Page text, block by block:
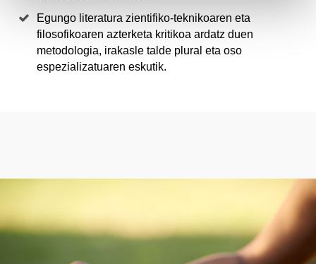
Egungo literatura zientifiko-teknikoaren eta
filosofikoaren azterketa kritikoa ardatz duen
metodologia, irakasle talde plural eta oso
espezializatuaren eskutik.